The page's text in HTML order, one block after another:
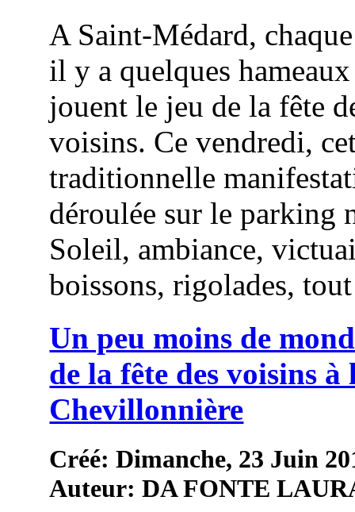
A Saint-Médard,
il y a quelques
jouent le jeu de la fête
voisins. Ce vendredi,
traditionnelle
déroulée sur le parking
Soleil, ambiance,
boissons, rigolades,
Un peu moins de
de la fête des voisins à
Chevillonnière
Créé: Dimanche, 23 Juin
Auteur: DA FONTE